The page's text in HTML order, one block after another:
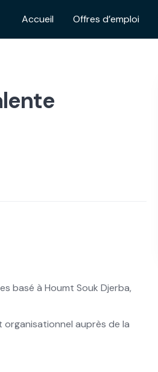
Accueil Offres d’emploi
basé à Houmt Souk Djerba,
auprès de la